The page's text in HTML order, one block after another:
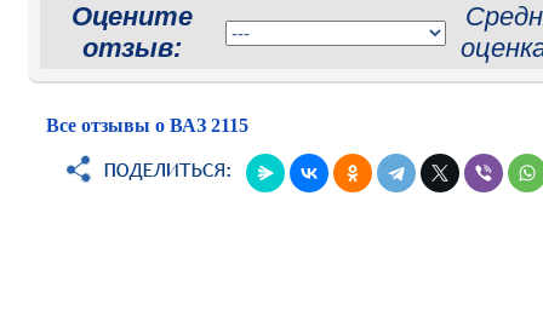
Оцените
отзыв:
Все отзывы о ВАЗ 2115